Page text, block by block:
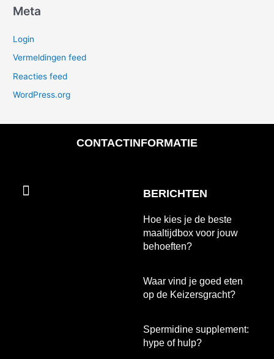
Meta
Login
Vermeldingen feed
Reacties feed
WordPress.org
CONTACTINFORMATIE
BERICHTEN
Hoe kies je de beste
maaltijdbox voor jouw
behoeften?
Waar vind je goed eten
op de Keizersgracht?
Spermidine supplement:
hype of hulp?